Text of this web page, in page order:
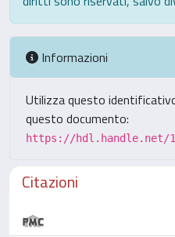
Informazioni
Utilizza questo
questo documento:
https://hdl.handle.net/
Citazioni